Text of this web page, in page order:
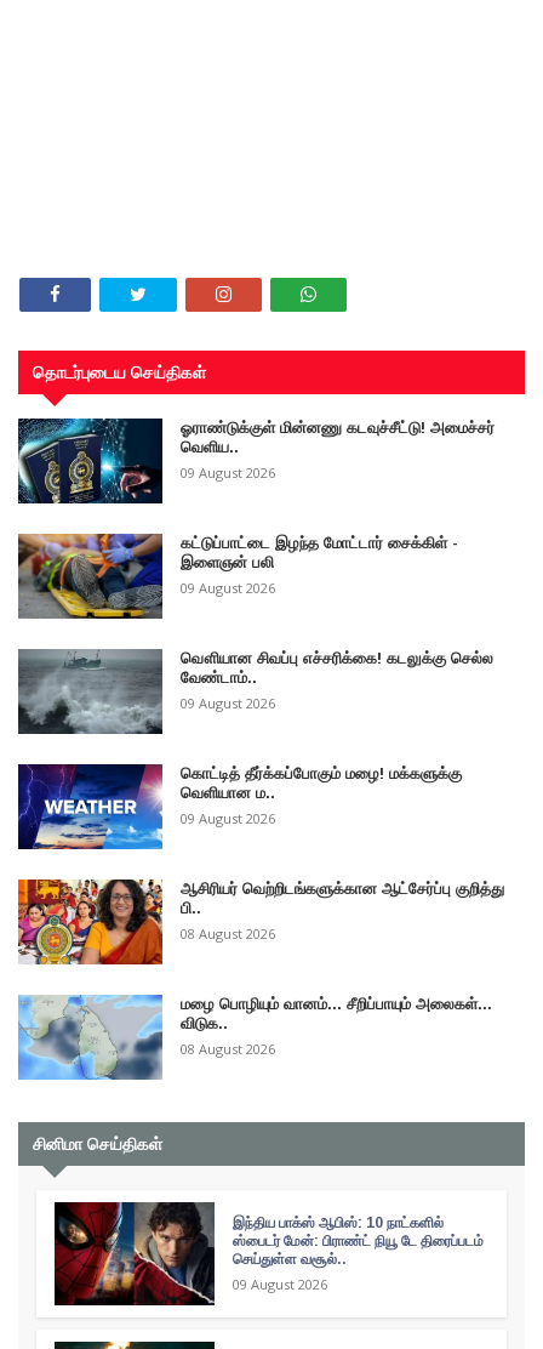
தொடர்புடைய செய்திகள்
ஓராண்டுக்குள் மின்னணு கடவுச்சீட்டு! அமைச்சர்
வெளிய..
09 August 2026
கட்டுப்பாட்டை இழந்த மோட்டார் சைக்கிள் -
இளைஞன் பலி
09 August 2026
வௌியான சிவப்பு எச்சரிக்கை! கடலுக்கு செல்ல
வேண்டாம்..
09 August 2026
கொட்டித் தீர்க்கப்போகும் மழை! மக்களுக்கு
வெளியான ம..
09 August 2026
ஆசிரியர் வெற்றிடங்களுக்கான ஆட்சேர்ப்பு குறித்து
பி..
08 August 2026
மழை பொழியும் வானம்... சீறிப்பாயும் அலைகள்...
விடுக..
08 August 2026
சினிமா செய்திகள்
இந்திய பாக்ஸ் ஆபிஸ்: 10 நாட்களில்
ஸ்பைடர் மேன்: பிராண்ட் நியூ டே திரைப்படம்
செய்துள்ள வசூல்..
09 August 2026